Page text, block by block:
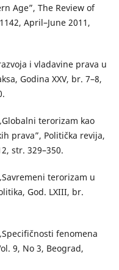
Age”, The Review of
April–June 2011,
i vladavine prava u
Godina XXV, br. 7–8,
terorizam kao
prava”, Politička revija,
str. 329–350.
terorizam u
God. LXIII, br.
fenomena
9, No 3, Beograd,